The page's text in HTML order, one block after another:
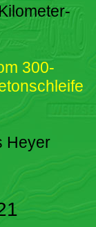
300-
Heyer